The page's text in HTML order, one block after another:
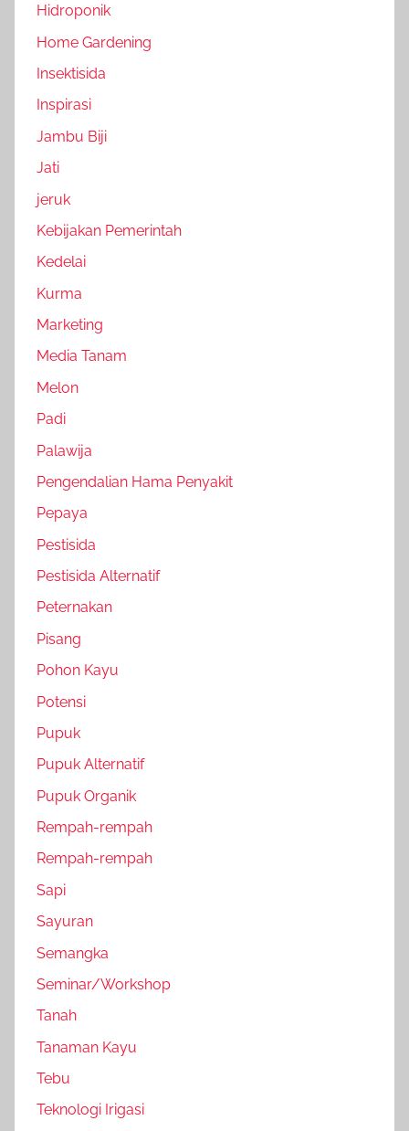
Hidroponik
Home Gardening
Insektisida
Inspirasi
Jambu Biji
Jati
jeruk
Kebijakan Pemerintah
Kedelai
Kurma
Marketing
Media Tanam
Melon
Padi
Palawija
Pengendalian Hama Penyakit
Pepaya
Pestisida
Pestisida Alternatif
Peternakan
Pisang
Pohon Kayu
Potensi
Pupuk
Pupuk Alternatif
Pupuk Organik
Rempah-rempah
Rempah-rempah
Sapi
Sayuran
Semangka
Seminar/Workshop
Tanah
Tanaman Kayu
Tebu
Teknologi Irigasi